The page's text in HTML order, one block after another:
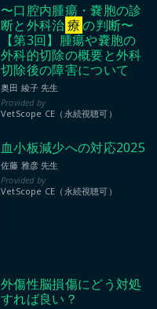
〜口腔内腫瘍・嚢胞の診
断と外科治療の判断〜
【第3回】腫瘍や嚢胞の
外科的切除の概要と外科
切除後の障害について
奥田 綾子 先生
VetScope CE（永続視聴可）
血小板減少への対応2025
佐藤 雅彦 先生
VetScope CE（永続視聴可）
外傷性脳損傷にどう対処
すれば良い？